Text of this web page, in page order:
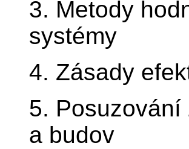
3. Metody
systémy
4. Zásady
5.
a budov